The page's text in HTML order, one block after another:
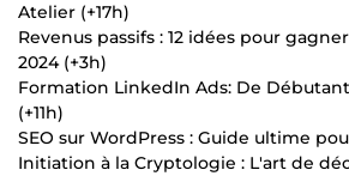
Atelier (+17h)
Revenus passifs : 12 idées pour
2024 (+3h)
Formation LinkedIn Ads: De
(+11h)
SEO sur WordPress : Guide ultime
Initiation à la Cryptologie : L'art de